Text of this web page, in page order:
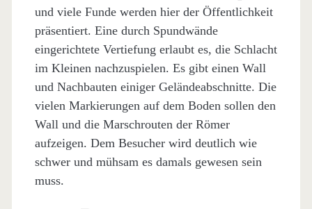
und viele Funde werden hier der Öffentlichkeit
präsentiert. Eine durch Spundwände
eingerichtete Vertiefung erlaubt es, die Schlacht
im Kleinen nachzuspielen. Es gibt einen Wall
und Nachbauten einiger Geländeabschnitte. Die
vielen Markierungen auf dem Boden sollen den
Wall und die Marschrouten der Römer
aufzeigen. Dem Besucher wird deutlich wie
schwer und mühsam es damals gewesen sein
muss.